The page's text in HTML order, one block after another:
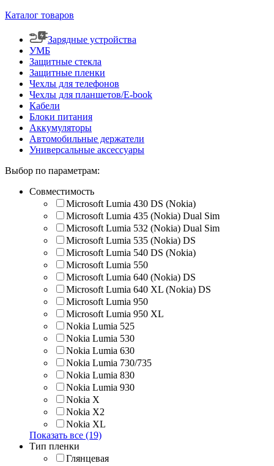
Каталог товаров
Зарядные устройства
УМБ
Защитные стекла
Защитные пленки
Чехлы для телефонов
Чехлы для планшетов/E-book
Кабели
Блоки питания
Аккумуляторы
Автомобильные держатели
Универсальные аксессуары
Выбор по параметрам:
Совместимость
Microsoft Lumia 430 DS (Nokia)
Microsoft Lumia 435 (Nokia) Dual Sim
Microsoft Lumia 532 (Nokia) Dual Sim
Microsoft Lumia 535 (Nokia) DS
Microsoft Lumia 540 DS (Nokia)
Microsoft Lumia 550
Microsoft Lumia 640 (Nokia) DS
Microsoft Lumia 640 XL (Nokia) DS
Microsoft Lumia 950
Microsoft Lumia 950 XL
Nokia Lumia 525
Nokia Lumia 530
Nokia Lumia 630
Nokia Lumia 730/735
Nokia Lumia 830
Nokia Lumia 930
Nokia X
Nokia X2
Nokia XL
Показать все (19)
Тип пленки
Глянцевая